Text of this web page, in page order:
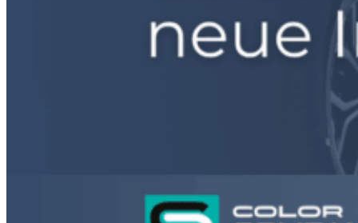
ERFOLGSPLAN VERTRIEB
AUSSENDIENST PERFORMANCE CHECK